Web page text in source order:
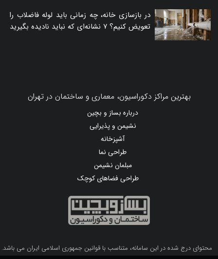
در بازسازی خانه، چه زمانی باید لوله فاضلاب را
تعویض کنیم؟ ۷ نشانه‌ای که نباید نادیده بگیرید
بهترین مراکز دکوراسیون، معماری و ساختمان در تهران
درباره بساز و بچین
نشیمن و پذیرایی
آشپزخانه
طراحی نما
مبلمان نشیمن
طراحی فضاهای کوچک
محتوای درج شده در این سامانه، متناسب با قوانین جمهوری اسلامی ایران می باشد.